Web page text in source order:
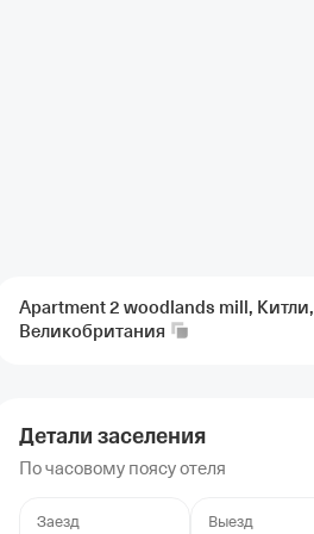
Apartment 2 woodlands mill, Китли,
Великобритания
Детали заселения
По часовому поясу отеля
Заезд Выезд